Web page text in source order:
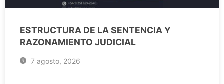
ESTRUCTURA DE LA SENTENCIA Y
RAZONAMIENTO JUDICIAL
7 agosto, 2026